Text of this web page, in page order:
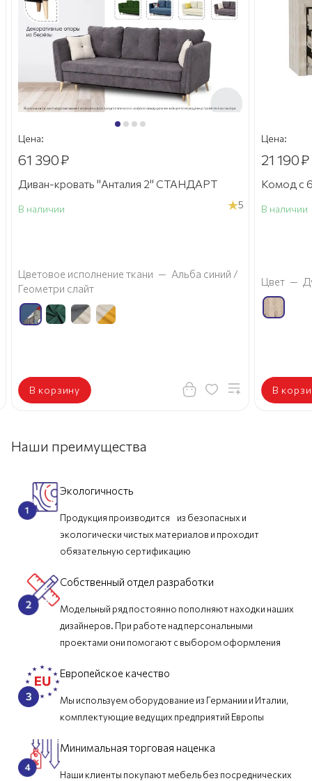
Цена:
61 390₽
Диван-кровать "Анталия 2" СТАНДАРТ
В наличии 5
Цветовое исполнение ткани — Альба синий /
Геометри слайт
В корзину
Цена:
21 190₽
Комод с
В наличии
Цвет —
В
Наши преимущества
Экологичность
Продукция производится из безопасных и
экологически чистых материалов и проходит
обязательную сертификацию
Собственный отдел разработки
Модельный ряд постоянно пополняют находки наших
дизайнеров. При работе над персональными
проектами они помогают с выбором оформления
Европейское качество
Мы используем оборудование из Германии и Италии,
комплектующие ведущих предприятий Европы
Минимальная торговая наценка
Наши клиенты покупают мебель без посреднических